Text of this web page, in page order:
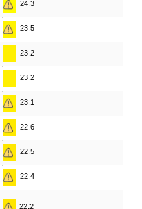
24.3
23.5
23.2
23.2
23.1
22.6
22.5
22.4
22.2